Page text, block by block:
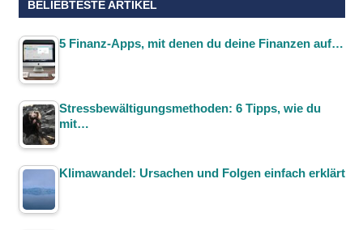
BELIEBTESTE ARTIKEL
5 Finanz-Apps, mit denen du deine Finanzen auf…
Stressbewältigungsmethoden: 6 Tipps, wie du
mit…
Klimawandel: Ursachen und Folgen einfach erklärt